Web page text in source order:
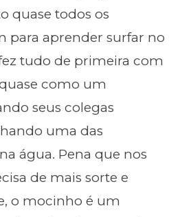
quase todos os
para aprender surfar no
tudo de primeira com
como um
seus colegas
uma das
água. Pena que nos
de mais sorte e
o mocinho é um